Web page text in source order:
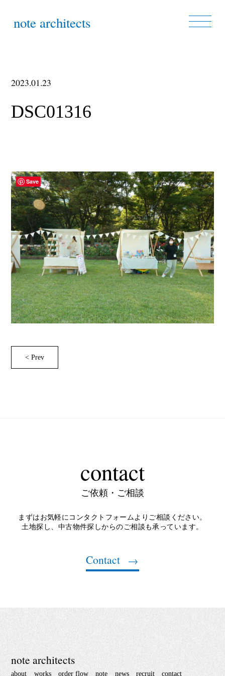
note architects
2023.01.23
DSC01316
< Prev
contact
ご依頼・ご相談
まずはお気軽にコンタクトフォームよりご相談ください。
土地探し、中古物件探しからのご相談も承っています。
Contact
note architects
about works order flow note news recruit contact
Save